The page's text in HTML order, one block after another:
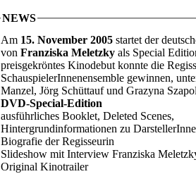
NEWS
Am 15. November 2005 startet der
von Franziska Meletzky als Special
preisgekröntes Kinodebut konnte die
SchauspielerInnenensemble gewinnen,
Manzel, Jörg Schüttauf und Grazyna
DVD-Special-Edition
ausführliches Booklet, Deleted Scenes,
Hintergrundinformationen zu
Biografie der Regisseurin
Slideshow mit Interview Franziska
Original Kinotrailer